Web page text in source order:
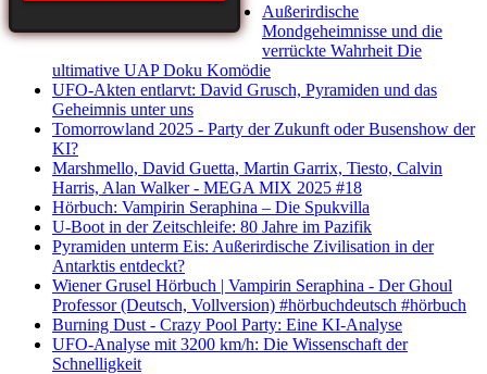
Außerirdische
Mondgeheimnisse und die
verrückte Wahrheit Die
ultimative UAP Doku Komödie
UFO-Akten entlarvt: David Grusch, Pyramiden und das
Geheimnis unter uns
Tomorrowland 2025 - Party der Zukunft oder Busenshow der
KI?
Marshmello, David Guetta, Martin Garrix, Tiesto, Calvin
Harris, Alan Walker - MEGA MIX 2025 #18
Hörbuch: Vampirin Seraphina – Die Spukvilla
U-Boot in der Zeitschleife: 80 Jahre im Pazifik
Pyramiden unterm Eis: Außerirdische Zivilisation in der
Antarktis entdeckt?
Wiener Grusel Hörbuch | Vampirin Seraphina - Der Ghoul
Professor (Deutsch, Vollversion) #hörbuchdeutsch #hörbuch
Burning Dust - Crazy Pool Party: Eine KI-Analyse
UFO-Analyse mit 3200 km/h: Die Wissenschaft der
Schnelligkeit